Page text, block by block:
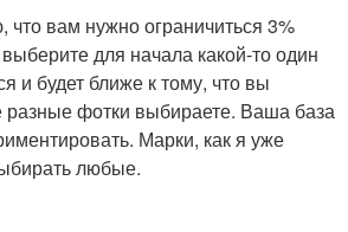
что вам нужно ограничиться 3%
для начала какой-то один
и будет ближе к тому, что вы
разные фотки выбираете. Ваша база
Марки, как я уже
любые.